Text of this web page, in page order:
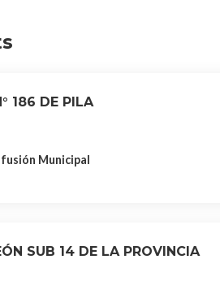
186 DE PILA
Municipal
SUB 14 DE LA PROVINCIA